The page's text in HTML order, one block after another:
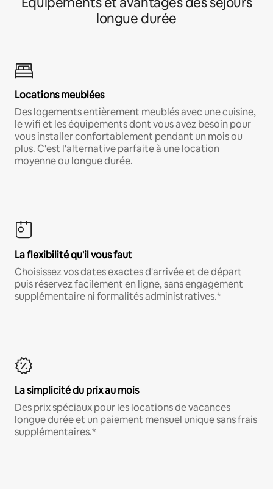
longue durée
Locations meublées
Des logements entièrement meublés avec une cuisine,
le wifi et les équipements dont vous avez besoin pour
vous installer confortablement pendant un mois ou
plus. C'est l'alternative parfaite à une location
moyenne ou longue durée.
La flexibilité qu'il vous faut
Choisissez vos dates exactes d'arrivée et de départ
puis réservez facilement en ligne, sans engagement
supplémentaire ni formalités administratives.*
La simplicité du prix au mois
Des prix spéciaux pour les locations de vacances
longue durée et un paiement mensuel unique sans frais
supplémentaires.*